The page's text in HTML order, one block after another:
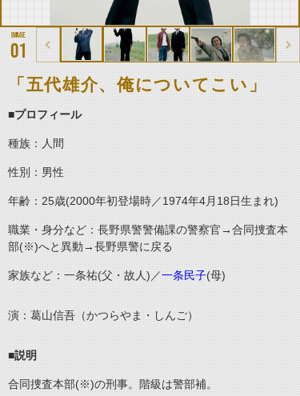
01
「五代雄介、俺についてこい」
■プロフィール
種族：人間
性別：男性
年齢：25歳(2000年初登場時／1974年4月18日生まれ)
職業・身分など：長野県警警備課の警察官→合同捜査本
部(※)へと異動→長野県警に戻る
家族など：一条祐(父・故人)／一条民子(母)
演： 葛山信吾（かつらやま・しんご）
■説明
合同捜査本部(※)の刑事。階級は警部補。